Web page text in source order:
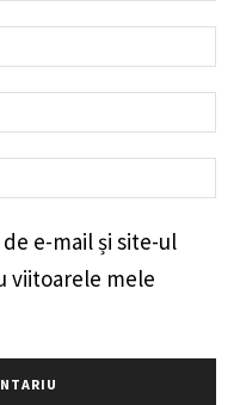
e-mail și site-ul
viitoarele mele